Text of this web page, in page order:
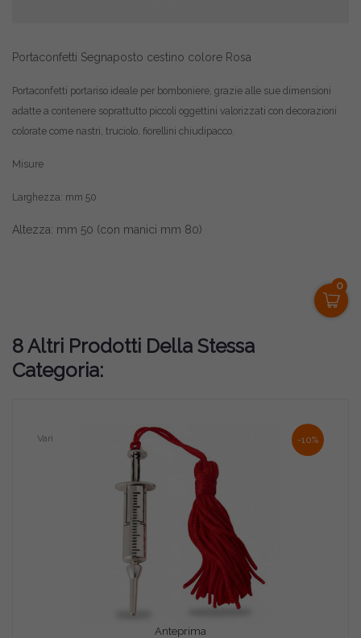
0
Portaconfetti Segnaposto cestino colore Rosa
Portaconfetti portariso ideale per bomboniere, grazie alle sue dimensioni
adatte a contenere soprattutto piccoli oggettini valorizzati con decorazioni
colorate come nastri, truciolo, fiorellini chiudipacco.
Misure
Larghezza: mm 50
Altezza: mm 50 (con manici mm 80)
8 Altri Prodotti Della Stessa
Categoria:
-10%
Anteprima
Vari